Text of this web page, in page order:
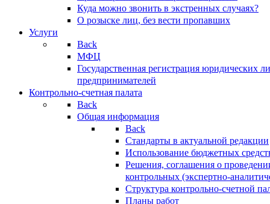
Куда можно звонить в экстренных случаях?
О розыске лиц, без вести пропавших
Услуги
Back
МФЦ
Государственная регистрация юридических
предпринимателей
Контрольно-счетная палата
Back
Общая информация
Back
Стандарты в актуальной редакции
Использование бюджетных
Решения, соглашения о
контрольных (экспертно-
Структура контрольно-счетной
Планы работ